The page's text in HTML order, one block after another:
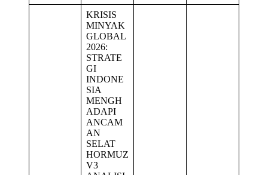
KRISIS
MINYAK
GLOBAL
2026:
STRATE
GI
INDONE
SIA
MENGH
ADAPI
ANCAM
AN
SELAT
HORMUZ
V3